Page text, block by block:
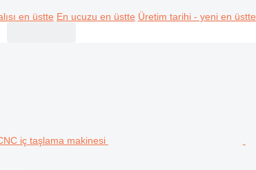
en üstte En ucuzu en üstte Üretim tarihi - yeni en üstte